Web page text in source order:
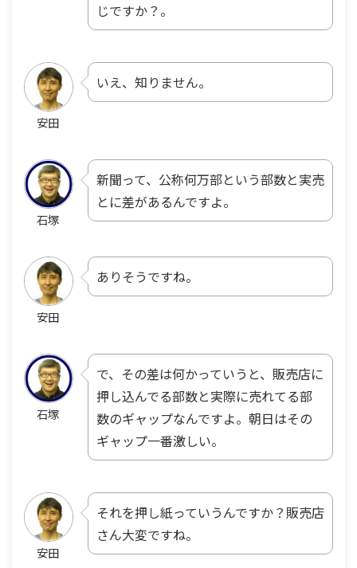
じですか？。
安田
いえ、知りません。
石塚
新聞って、公称何万部という部数と実売
とに差があるんですよ。
安田
ありそうですね。
石塚
で、その差は何かっていうと、販売店に
押し込んでる部数と実際に売れてる部
数のギャップなんですよ。朝日はその
ギャップ一番激しい。
安田
それを押し紙っていうんですか？販売店
さん大変ですね。